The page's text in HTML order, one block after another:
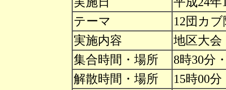
テーマ
12団カ
実施内容
地区大会
集合時間・場所
8時30分
解散時間・場所
15時00